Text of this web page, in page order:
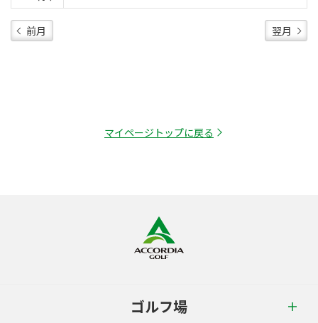
前月 翌月
マイページトップに戻る
ゴルフ場